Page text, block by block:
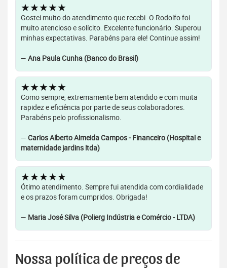
★★★★★
Gostei muito do atendimento que recebi. O Rodolfo foi
muito atencioso e solícito. Excelente funcionário. Superou
minhas expectativas. Parabéns para ele! Continue assim!
— Ana Paula Cunha (Banco do Brasil)
★★★★★
Como sempre, extremamente bem atendido e com muita
rapidez e eficiência por parte de seus colaboradores.
Parabéns pelo profissionalismo.
— Carlos Alberto Almeida Campos - Financeiro (Hospital e
maternidade jardins ltda)
★★★★★
Ótimo atendimento. Sempre fui atendida com cordialidade
e os prazos foram cumpridos. Obrigada!
— Maria José Silva (Polierg Indústria e Comércio - LTDA)
Nossa política de preços de